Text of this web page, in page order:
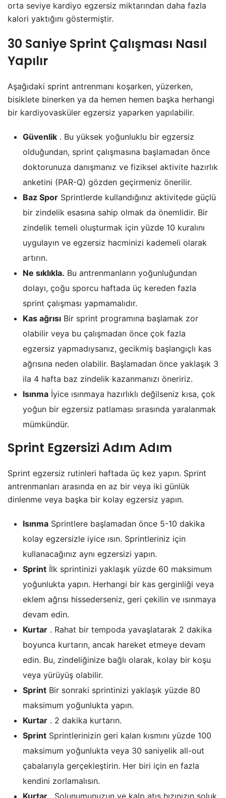
orta seviye kardiyo egzersiz miktarından daha fazla
kalori yaktığını göstermiştir.
30 Saniye Sprint Çalışması Nasıl
Yapılır
Aşağıdaki sprint antrenmanı koşarken, yüzerken,
bisiklete binerken ya da hemen hemen başka herhangi
bir kardiyovasküler egzersiz yaparken yapılabilir.
Güvenlik . Bu yüksek yoğunluklu bir egzersiz
olduğundan, sprint çalışmasına başlamadan önce
doktorunuza danışmanız ve fiziksel aktivite hazırlık
anketini (PAR-Q) gözden geçirmeniz önerilir.
Baz Spor Sprintlerde kullandığınız aktivitede güçlü
bir zindelik esasına sahip olmak da önemlidir. Bir
zindelik temeli oluşturmak için yüzde 10 kuralını
uygulayın ve egzersiz hacminizi kademeli olarak
artırın.
Ne sıklıkla. Bu antrenmanların yoğunluğundan
dolayı, çoğu sporcu haftada üç kereden fazla
sprint çalışması yapmamalıdır.
Kas ağrısı Bir sprint programına başlamak zor
olabilir veya bu çalışmadan önce çok fazla
egzersiz yapmadıysanız, gecikmiş başlangıçlı kas
ağrısına neden olabilir. Başlamadan önce yaklaşık 3
ila 4 hafta baz zindelik kazanmanızı öneririz.
Isınma İyice ısınmaya hazırlıklı değilseniz kısa, çok
yoğun bir egzersiz patlaması sırasında yaralanmak
mümkündür.
Sprint Egzersizi Adım Adım
Sprint egzersiz rutinleri haftada üç kez yapın. Sprint
antrenmanları arasında en az bir veya iki günlük
dinlenme veya başka bir kolay egzersiz yapın.
Isınma Sprintlere başlamadan önce 5-10 dakika
kolay egzersizle iyice ısın. Sprintleriniz için
kullanacağınız aynı egzersizi yapın.
Sprint İlk sprintinizi yaklaşık yüzde 60 maksimum
yoğunlukta yapın. Herhangi bir kas gerginliği veya
eklem ağrısı hissederseniz, geri çekilin ve ısınmaya
devam edin.
Kurtar . Rahat bir tempoda yavaşlatarak 2 dakika
boyunca kurtarın, ancak hareket etmeye devam
edin. Bu, zindeliğinize bağlı olarak, kolay bir koşu
veya yürüyüş olabilir.
Sprint Bir sonraki sprintinizi yaklaşık yüzde 80
maksimum yoğunlukta yapın.
Kurtar . 2 dakika kurtarın.
Sprint Sprintlerinizin geri kalan kısmını yüzde 100
maksimum yoğunlukta veya 30 saniyelik all-out
çabalarıyla gerçekleştirin. Her biri için en fazla
kendini zorlamalısın.